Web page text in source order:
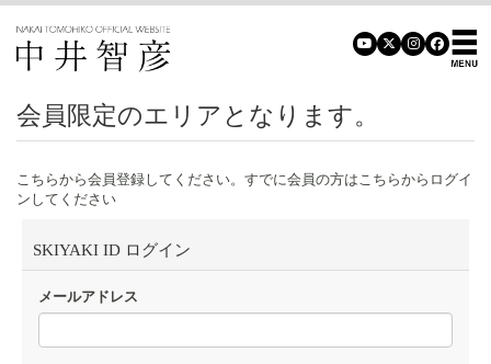
会員限定のエリアとなります。
こちらから会員登録してください。すでに会員の方はこちらからログイ
ンしてください
SKIYAKI ID ログイン
メールアドレス